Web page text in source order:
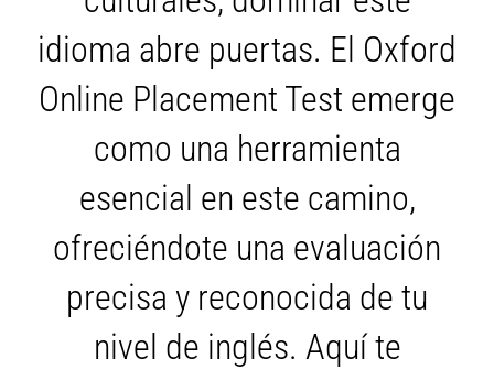
idioma abre puertas. El Oxford
Online Placement Test emerge
como una herramienta
esencial en este camino,
ofreciéndote una evaluación
precisa y reconocida de tu
nivel de inglés. Aquí te